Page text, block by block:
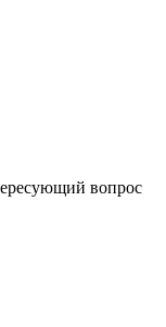
вопрос